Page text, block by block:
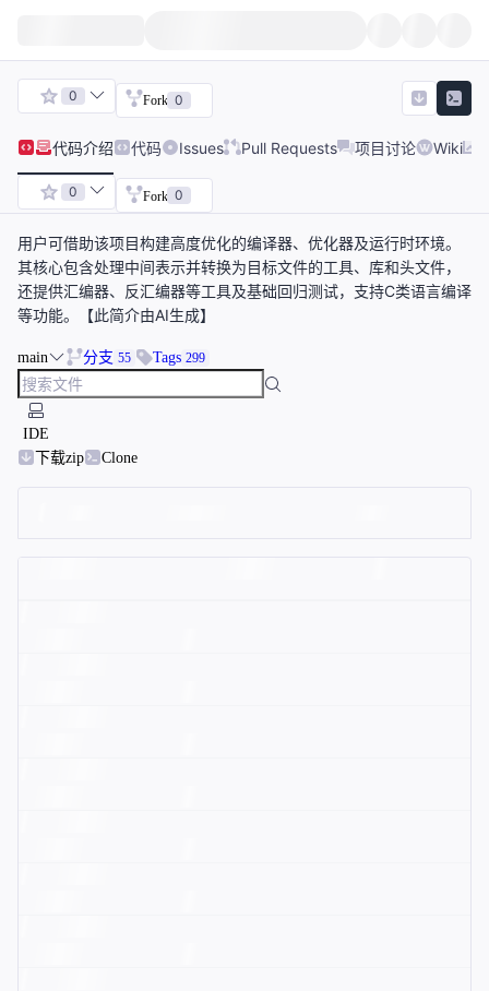
0 Fork 0
代码介绍 代码 Issues Pull Requests 项目讨论 Wiki
0 Fork 0
用户可借助该项目构建高度优化的编译器、优化器及运行时环境。
其核心包含处理中间表示并转换为目标文件的工具、库和头文件，
还提供汇编器、反汇编器等工具及基础回归测试，支持C类语言编译
等功能。【此简介由AI生成】
main 分支 55 Tags 299
IDE
下载zip
Clone